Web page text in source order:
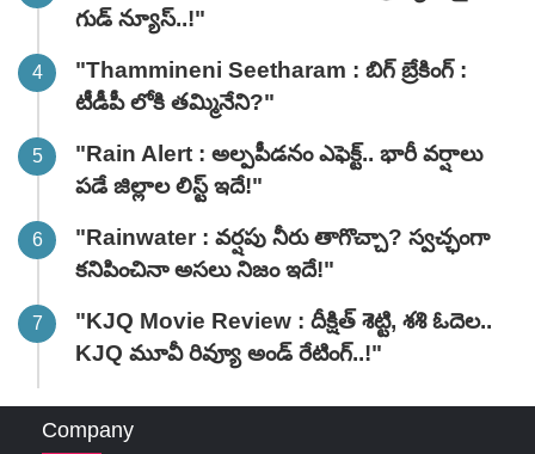
గుడ్ న్యూస్..!"
"Thammineni Seetharam : బిగ్ బ్రేకింగ్ :
టీడీపీ లోకి తమ్మినేని?"
"Rain Alert : అల్పపీడనం ఎఫెక్ట్.. భారీ వర్షాలు
పడే జిల్లాల లిస్ట్ ఇదే!"
"Rainwater : వర్షపు నీరు తాగొచ్చా? స్వచ్ఛంగా
కనిపించినా అసలు నిజం ఇదే!"
"KJQ Movie Review : దీక్షిత్ శెట్టి, శశి ఓదెల..
KJQ మూవీ రివ్యూ అండ్ రేటింగ్‌..!"
Company